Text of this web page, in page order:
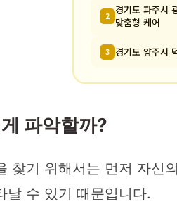
2 경기도 파주시
맞춤형 케어
3 경기도 양주시
파악할까?
찾기 위해서는 먼저 자신
날 수 있기 때문입니다.